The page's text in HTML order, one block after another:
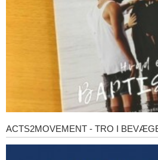
Acts2Movement
ACTS2MOVEMENT - TRO I